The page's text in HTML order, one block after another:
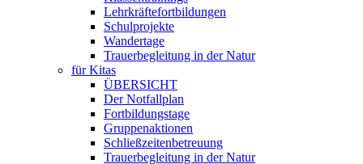
Lehrkräftefortbildungen
Schulprojekte
Wandertage
Trauerbegleitung in der Natur
für Kitas
ÜBERSICHT
Der Notfallplan
Fortbildungstage
Gruppenaktionen
Schließzeitenbetreuung
Trauerbegleitung in der Natur